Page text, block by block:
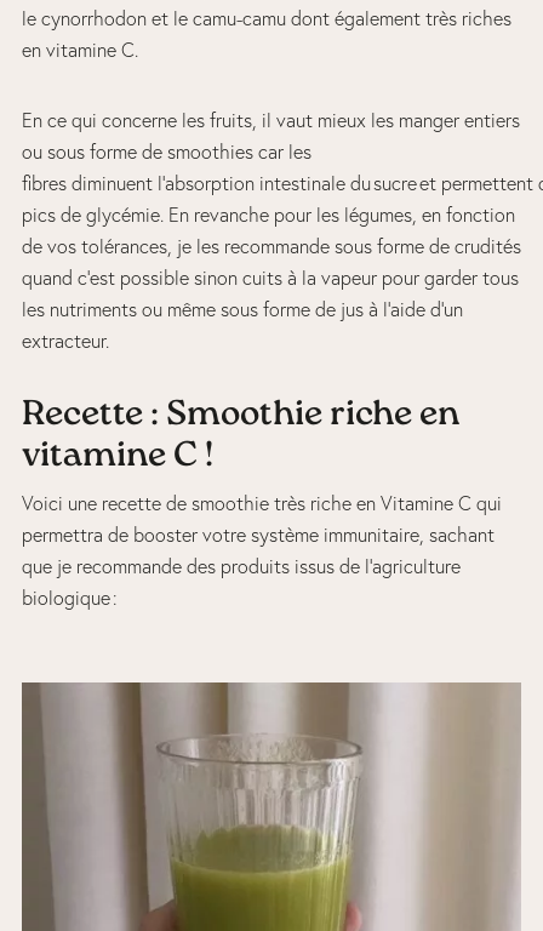
le cynorrhodon et le camu-camu dont également très riches
en vitamine C.
En ce qui concerne les fruits, il vaut mieux les manger entiers
ou sous forme de smoothies car les
fibres diminuent l’absorption intestinale du sucre et permettent
pics de glycémie. En revanche pour les légumes, en fonction
de vos tolérances, je les recommande sous forme de crudités
quand c’est possible sinon cuits à la vapeur pour garder tous
les nutriments ou même sous forme de jus à l’aide d’un
extracteur.
Recette : Smoothie riche en
vitamine C !
Voici une recette de smoothie très riche en Vitamine C qui
permettra de booster votre système immunitaire, sachant
que je recommande des produits issus de l’agriculture
biologique :